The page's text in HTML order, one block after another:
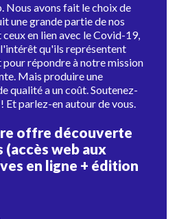
Nous avons fait le choix de
une grande partie de nos
en lien avec le Covid-19,
qu'ils représentent
répondre à notre mission
Mais produire une
qualité a un coût. Soutenez-
Et parlez-en autour de vous.
offre découverte
(accès web aux
en ligne + édition